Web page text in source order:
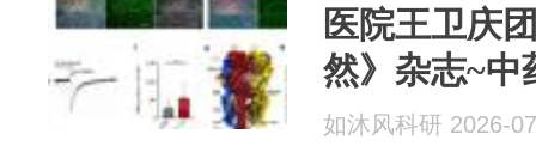
医院王卫庆
然》杂志~中
脑肠轴让肠
如沐风科研 2026-